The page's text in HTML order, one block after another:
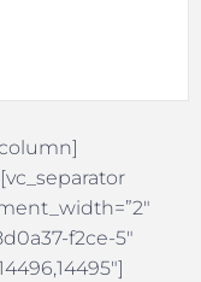
f2ce-5″